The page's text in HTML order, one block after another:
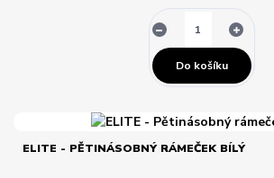
Do košíku
ELITE - PĚTINÁSOBNÝ RÁMEČEK BÍLÝ